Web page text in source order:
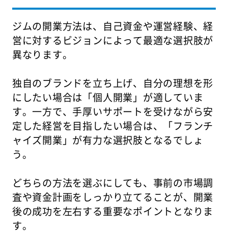
ジムの開業方法は、自己資金や運営経験、経
営に対するビジョンによって最適な選択肢が
異なります。
独自のブランドを立ち上げ、自分の理想を形
にしたい場合は「個人開業」が適していま
す。一方で、手厚いサポートを受けながら安
定した経営を目指したい場合は、「フランチ
ャイズ開業」が有力な選択肢となるでしょ
う。
どちらの方法を選ぶにしても、事前の市場調
査や資金計画をしっかり立てることが、開業
後の成功を左右する重要なポイントとなりま
す。